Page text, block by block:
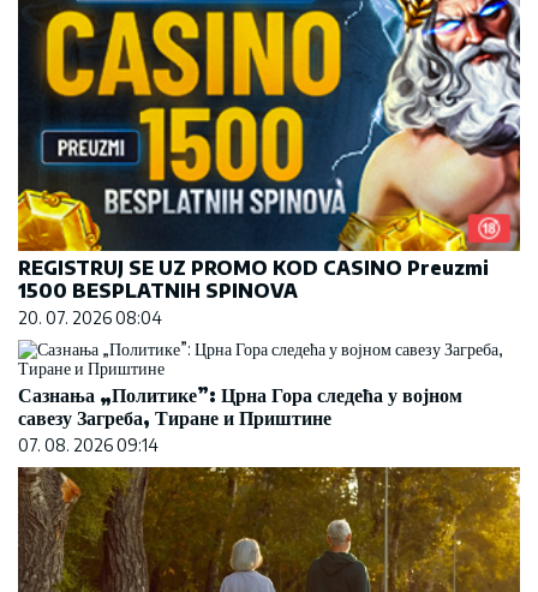
REGISTRUJ SE UZ PROMO KOD CASINO Preuzmi
1500 BESPLATNIH SPINOVA
20. 07. 2026 08:04
Сазнања „Политике”: Црна Гора следећа у војном
савезу Загреба, Тиране и Приштине
07. 08. 2026 09:14